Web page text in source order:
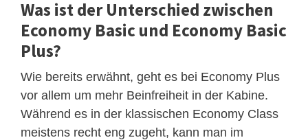
Was ist der Unterschied zwischen
Economy Basic und Economy Basic
Plus?
Wie bereits erwähnt, geht es bei Economy Plus
vor allem um mehr Beinfreiheit in der Kabine.
Während es in der klassischen Economy Class
meistens recht eng zugeht, kann man im